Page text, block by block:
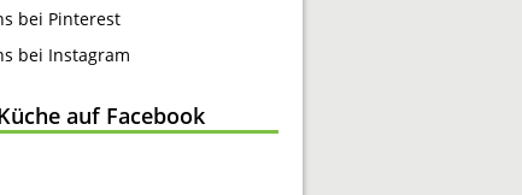
auf Facebook